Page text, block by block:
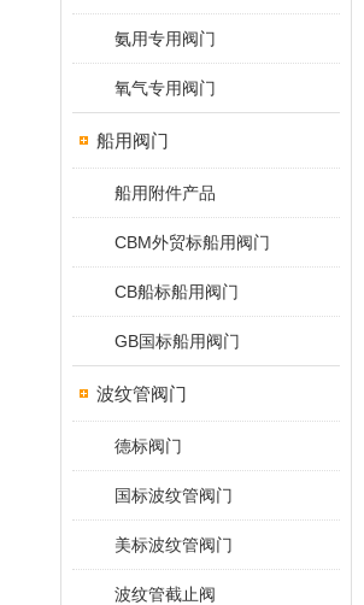
氨用专用阀门
氧气专用阀门
船用阀门
船用附件产品
CBM外贸标船用阀门
CB船标船用阀门
GB国标船用阀门
波纹管阀门
德标阀门
国标波纹管阀门
美标波纹管阀门
波纹管截止阀